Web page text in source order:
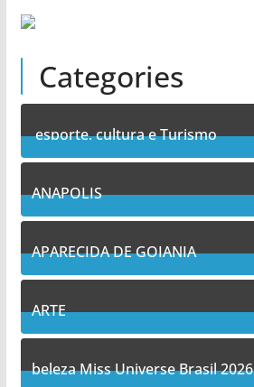
Categories
esporte, cultura e Turismo
7Posts
ANAPOLIS
11Posts
APARECIDA DE GOIANIA
14Posts
ARTE
5Posts
beleza Miss Universe Brasil 2026